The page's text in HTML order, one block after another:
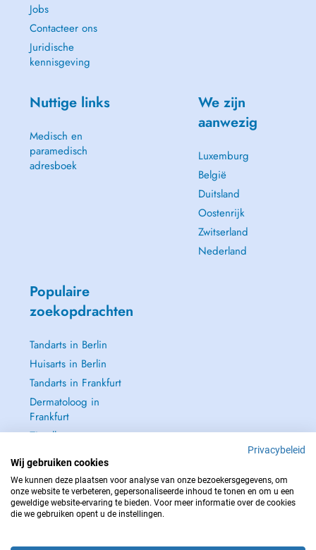
Jobs
Contacteer ons
Juridische
kennisgeving
Nuttige links
Medisch en
paramedisch
adresboek
We zijn
aanwezig
Luxemburg
België
Duitsland
Oostenrijk
Zwitserland
Nederland
Populaire
zoekopdrachten
Tandarts in Berlin
Huisarts in Berlin
Tandarts in Frankfurt
Dermatoloog in
Frankfurt
Zie alle →
NEEM IN GEVAL VAN NOOD CONTACT OP MET : 112
Privacybeleid
Wij gebruiken cookies
We kunnen deze plaatsen voor analyse van onze bezoekersgegevens, om
onze website te verbeteren, gepersonaliseerde inhoud te tonen en om u een
geweldige website-ervaring te bieden. Voor meer informatie over de cookies
die we gebruiken opent u de instellingen.